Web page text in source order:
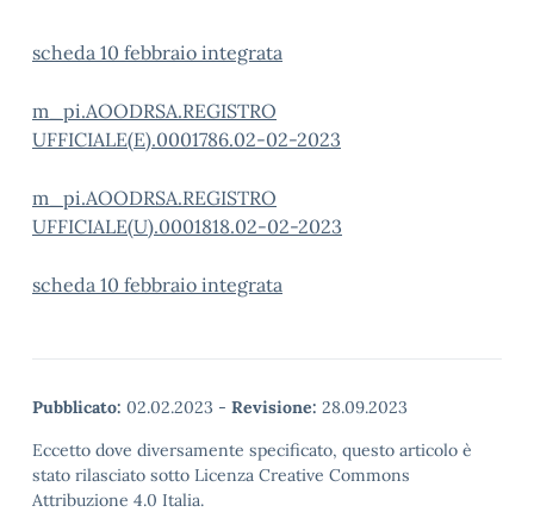
scheda 10 febbraio integrata
m_pi.AOODRSA.REGISTRO
UFFICIALE(E).0001786.02-02-2023
m_pi.AOODRSA.REGISTRO
UFFICIALE(U).0001818.02-02-2023
scheda 10 febbraio integrata
Pubblicato: 02.02.2023 - Revisione: 28.09.2023
Eccetto dove diversamente specificato, questo articolo è
stato rilasciato sotto Licenza Creative Commons
Attribuzione 4.0 Italia.